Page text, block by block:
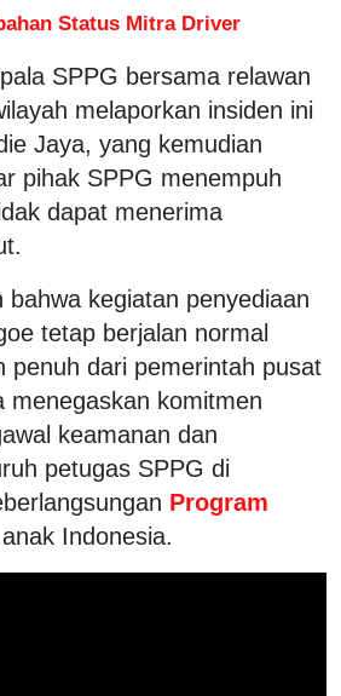
Status Mitra Driver
SPPG bersama relawan
melaporkan insiden ini
Jaya, yang kemudian
pihak SPPG menempuh
dapat menerima
bahwa kegiatan penyediaan
tetap berjalan normal
penuh dari pemerintah pusat
menegaskan komitmen
keamanan dan
petugas SPPG di
Program
Indonesia.